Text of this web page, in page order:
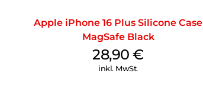
Apple iPhone 16 Plus Silicone Case
MagSafe Black
28,90€
inkl. MwSt.